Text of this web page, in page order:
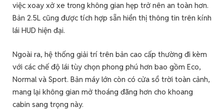
việc xoay xở xe trong không gian hẹp trở nên an toàn hơn.
Bản 2.5L cũng được tích hợp sẵn hiển thị thông tin trên kính
lái HUD hiện đại.
Ngoài ra, hệ thống giải trí trên bản cao cấp thường đi kèm
với các chế độ lái tùy chọn phong phú hơn bao gồm Eco,
Normal và Sport. Bản máy lớn còn có cửa sổ trời toàn cảnh,
mang lại không gian mở thoáng đãng hơn cho khoang
cabin sang trọng này.